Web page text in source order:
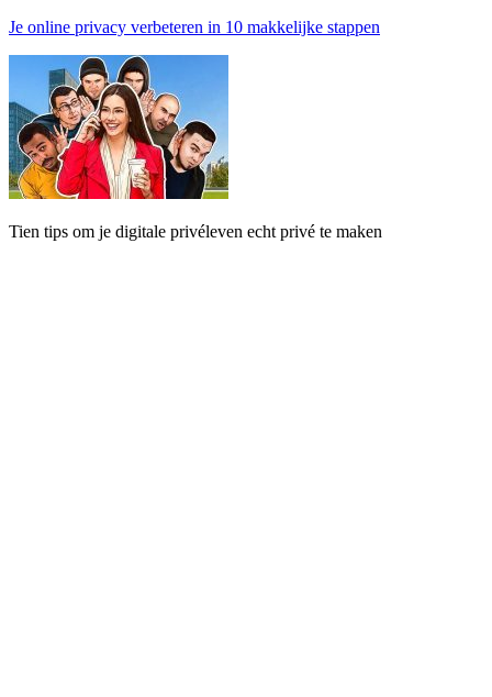
Je online privacy verbeteren in 10 makkelijke stappen
Tien tips om je digitale privéleven echt privé te maken